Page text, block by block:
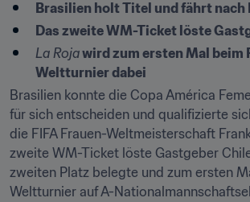
Brasilien holt Titel und fährt nach
Das zweite WM-Ticket löste
La Roja wird zum ersten Mal beim
Weltturnier dabei
Brasilien konnte die Copa América
für sich entscheiden und qualifizierte
die FIFA Frauen-Weltmeisterschaft
zweite WM-Ticket löste Gastgeber
zweiten Platz belegte und zum ersten
Weltturnier auf A-